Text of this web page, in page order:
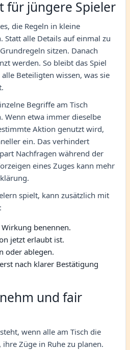
für jüngere Spieler
die Regeln in kleine
Statt alle Details auf einmal zu
sitzen. Danach
werden. So bleibt das Spiel
Beteiligten wissen, was sie
Begriffe am Tisch
Wenn etwa immer dieselbe
Aktion genutzt wird,
ein. Das verhindert
Nachfragen während der
eines Zuges kann mehr
spielt, kann zusätzlich mit
benennen.
jetzt erlaubt ist.
oder ablegen.
nach klarer Bestätigung
und fair
wenn alle am Tisch die
Züge in Ruhe zu planen.